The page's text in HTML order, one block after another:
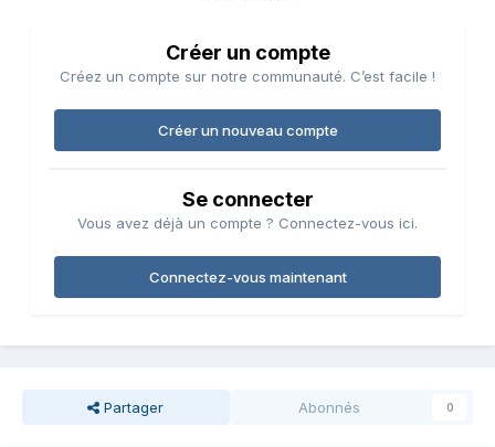
Créer un compte
Créez un compte sur notre communauté. C’est facile !
Créer un nouveau compte
Se connecter
Vous avez déjà un compte ? Connectez-vous ici.
Connectez-vous maintenant
Partager Abonnés 0